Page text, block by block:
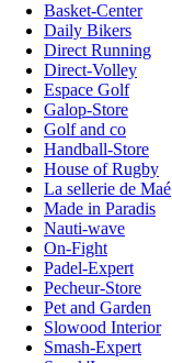
Basket-Center
Daily Bikers
Direct Running
Direct-Volley
Espace Golf
Galop-Store
Golf and co
Handball-Store
House of Rugby
La sellerie de Maé
Made in Paradis
Nauti-wave
On-Fight
Padel-Expert
Pecheur-Store
Pet and Garden
Slowood Interior
Smash-Expert